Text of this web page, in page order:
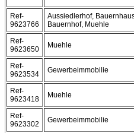
Ref-
9623766
Aussiedlerhof,
Bauernhof, Muehle
Ref-
9623650
Muehle
Ref-
9623534
Gewerbeimmobilie
Ref-
9623418
Muehle
Ref-
9623302
Gewerbeimmobilie